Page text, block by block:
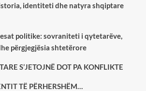
identiteti dhe natyra shqiptare
politike: sovraniteti i qytetarëve,
përgjegjësia shtetërore
S’JETOJNË DOT PA KONFLIKTE
TË PËRHERSHËM…